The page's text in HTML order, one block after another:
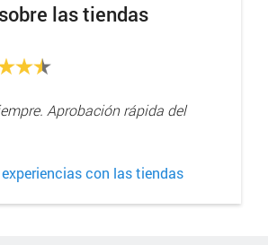
las tiendas
Aprobación rápida del
con las tiendas